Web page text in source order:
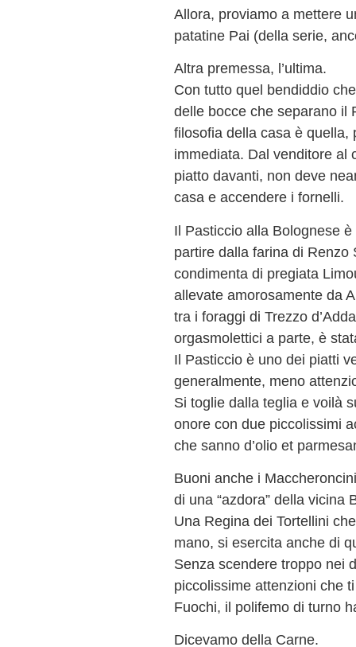
Allora, proviamo a mettere
patatine Pai (della serie,
Altra premessa, l’ultima.
Con tutto quel bendiddio
delle bocce che separano il
filosofia della casa è quella,
immediata. Dal venditore al
piatto davanti, non deve
casa e accendere i fornelli.
Il Pasticcio alla Bolognese
partire dalla farina di Renzo
condimenta di pregiata
allevate amorosamente da
tra i foraggi di Trezzo
orgasmolettici a parte, è
Il Pasticcio è uno dei piatti
generalmente, meno
Si toglie dalla teglia e voilà
onore con due piccolissimi
che sanno d’olio et
Buoni anche i
di una “azdora” della vicina
Una Regina dei Tortellini
mano, si esercita anche di
Senza scendere troppo nei
piccolissime attenzioni che
Fuochi, il polifemo di turno
Dicevamo della Carne.